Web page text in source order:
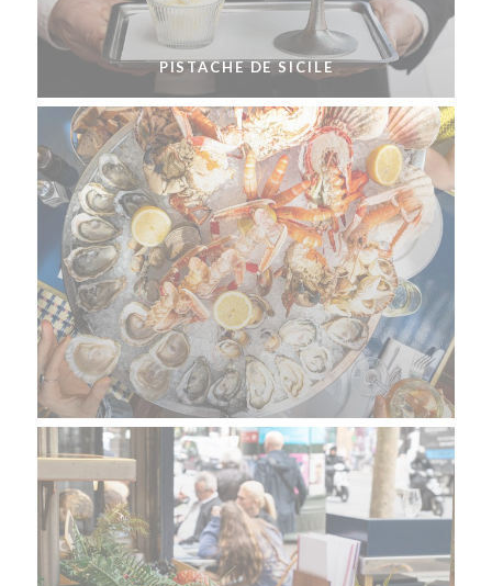
PISTACHE DE SICILE